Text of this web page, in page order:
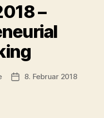
–
Beitragsdatum
8. Februar 2018